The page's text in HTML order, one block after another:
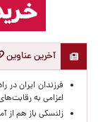
آخرین عناوین
​فرزندان ایران در
اعزامی به
زلنسکی باز هم از